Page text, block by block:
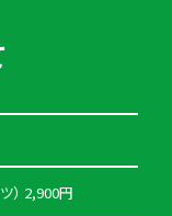
） 2,900円